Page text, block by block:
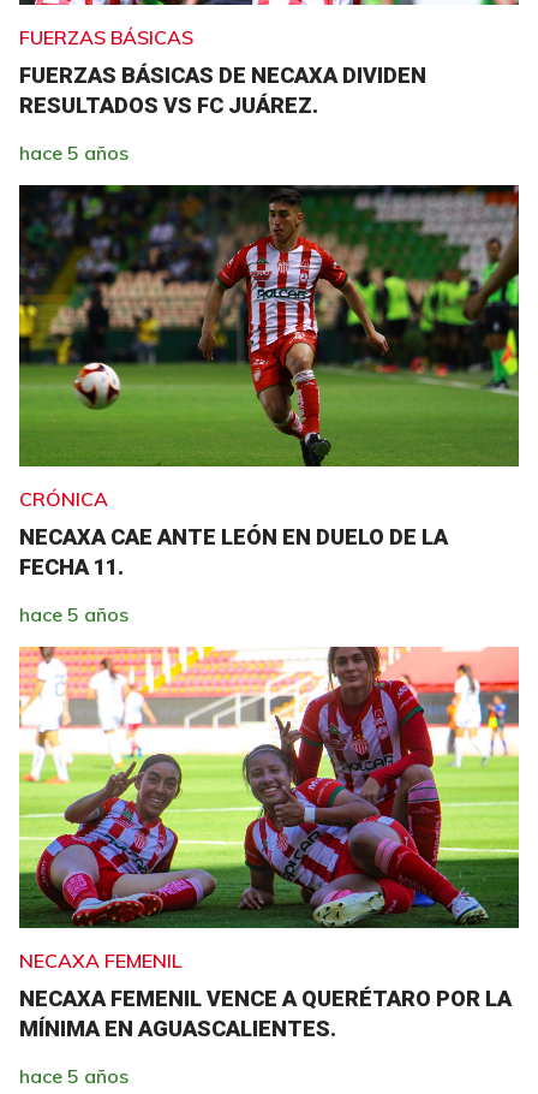
FUERZAS BÁSICAS
FUERZAS BÁSICAS DE NECAXA DIVIDEN
RESULTADOS VS FC JUÁREZ.
hace 5 años
CRÓNICA
NECAXA CAE ANTE LEÓN EN DUELO DE LA
FECHA 11.
hace 5 años
NECAXA FEMENIL
NECAXA FEMENIL VENCE A QUERÉTARO POR LA
MÍNIMA EN AGUASCALIENTES.
hace 5 años